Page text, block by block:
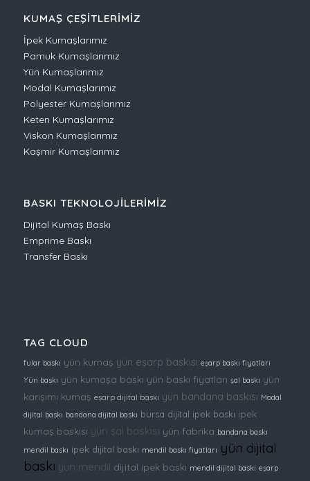
KUMAŞ ÇEŞITLERIMIZ
İpek Kumaşlarımız
Pamuk Kumaşlarımız
Yün Kumaşlarımız
Modal Kumaşlarımız
Polyester Kumaşlarımız
Keten Kumaşlarımız
Viskon Kumaşlarımız
Kaşmir Kumaşlarımız
BASKI TEKNOLOJILERIMIZ
Dijital Kumaş Baskı
Emprime Baskı
Transfer Baskı
TAG CLOUD
fular baskı yün kumaş yün eşarp baskısı eşarp baskı fiyatları
Yün baskı yün kumaşa baskı yün baskı fiyatları şal baskı yün
karışımı kumaş eşarp dijital baskı yün bandana baskısı Modal
dijital baskı bandana dijital baskı bursa dijital ipek baskı ipek
kumaş baskısı yün şal baskısı yün fabrika bandana baskı
mendil baskı ipek dijital baskı mendil baskı fiyatları yün dijital
baskı yün mendil dijital ipek baskı mendil dijital baskı eşarp